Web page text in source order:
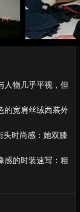
人物几乎平视，但
宽肩丝绒西装外
头时尚感：她双膝
感的时装速写：粗